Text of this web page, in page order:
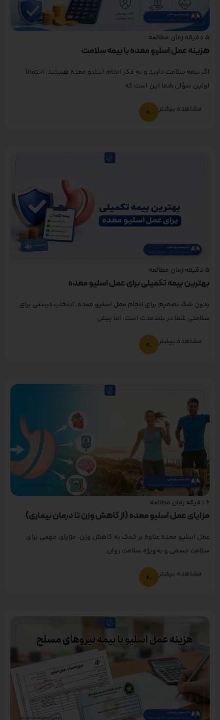
5 دقیقه زمان مطالعه
هزینه عمل اسلیو معده با بیمه سلامت
اگر بیمه سلامت دارید و به فکر انجام اسلیو معده هستید، احتمالاً
اولین سؤال شما این است که
مشاهده بیشتر
5 دقیقه زمان مطالعه
بهترین بیمه تکمیلی برای عمل اسلیو معده
بدون شک تصمیم برای انجام عمل اسلیو معده، انتخاب درستی برای
سلامتی شما در بلندمدت است. اما پیش
مشاهده بیشتر
6 دقیقه زمان مطالعه
مزایای عمل اسلیو معده (از کاهش وزن تا درمان بیماری)
عمل اسلیو معده علاوه بر کمک به کاهش وزن، مزایای مهمی برای
سلامت جسمی و به‌ویژه سلامت روان
مشاهده بیشتر